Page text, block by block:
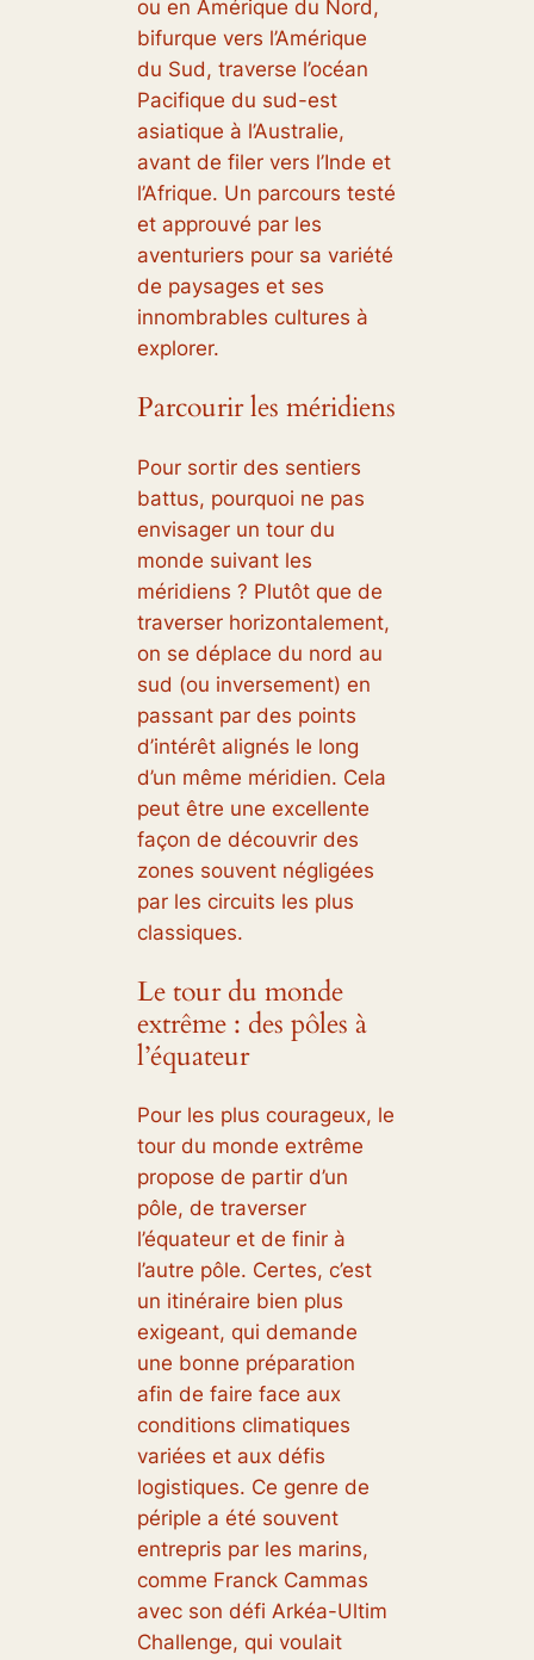
ou en Amérique du Nord,
bifurque vers l’Amérique
du Sud, traverse l’océan
Pacifique du sud-est
asiatique à l’Australie,
avant de filer vers l’Inde et
l’Afrique. Un parcours testé
et approuvé par les
aventuriers pour sa variété
de paysages et ses
innombrables cultures à
explorer.
Parcourir les méridiens
Pour sortir des sentiers
battus, pourquoi ne pas
envisager un tour du
monde suivant les
méridiens ? Plutôt que de
traverser horizontalement,
on se déplace du nord au
sud (ou inversement) en
passant par des points
d’intérêt alignés le long
d’un même méridien. Cela
peut être une excellente
façon de découvrir des
zones souvent négligées
par les circuits les plus
classiques.
Le tour du monde
extrême : des pôles à
l’équateur
Pour les plus courageux, le
tour du monde extrême
propose de partir d’un
pôle, de traverser
l’équateur et de finir à
l’autre pôle. Certes, c’est
un itinéraire bien plus
exigeant, qui demande
une bonne préparation
afin de faire face aux
conditions climatiques
variées et aux défis
logistiques. Ce genre de
périple a été souvent
entrepris par les marins,
comme Franck Cammas
avec son défi Arkéa-Ultim
Challenge, qui voulait